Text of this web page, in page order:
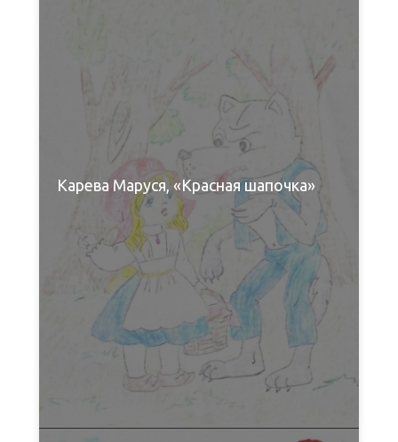
Карева Маруся, «Красная шапочка»